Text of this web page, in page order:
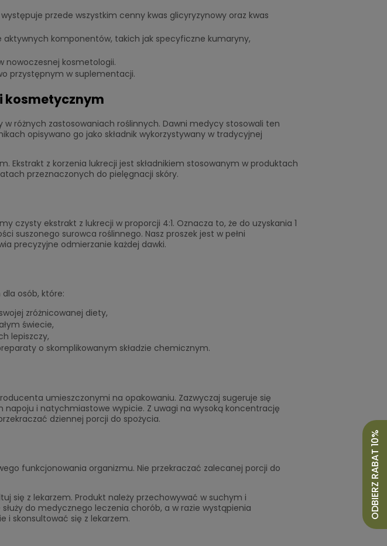
przede wszystkim cenny kwas glicyryzynowy oraz kwas
aktywnych komponentów, takich jak specyficzne kumaryny,
nowoczesnej kosmetologii.
przystępnym w suplementacji.
kosmetycznym
różnych zastosowaniach roślinnych. Dawni medycy stosowali ten
opisywano go jako składnik wykorzystywany w tradycyjnej
Ekstrakt z korzenia lukrecji jest składnikiem stosowanym w produktach
przeznaczonych do pielęgnacji skóry.
czysty ekstrakt z lukrecji w proporcji 4:1. Oznacza to, że do uzyskania 1
suszonego surowca roślinnego. Nasz proszek jest w pełni
precyzyjne odmierzanie każdej dawki.
osób, które:
zróżnicowanej diety,
świecie,
lepiszczy,
o skomplikowanym składzie chemicznym.
umieszczonymi na opakowaniu. Zazwyczaj sugeruje się
i natychmiastowe wypicie. Z uwagi na wysoką koncentrację
dziennej porcji do spożycia.
funkcjonowania organizmu. Nie przekraczać zalecanej porcji do
się z lekarzem. Produkt należy przechowywać w suchym i
do medycznego leczenia chorób, a w razie wystąpienia
i skonsultować się z lekarzem.
ODBIERZ RABAT 10%